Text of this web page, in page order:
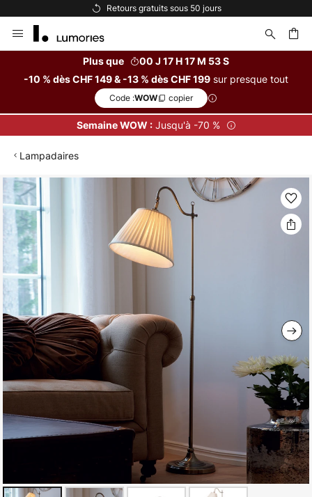
Retours gratuits sous 50 jours
Allez
au
Plus que
00 J 17 H 17 M 52 S
-10 % dès CHF 149 & -13 % dès CHF 199 sur presque tout
Code :WOW copier
Semaine WOW :Jusqu'à -70 %
Lampadaires
Skip
to
the
end
the
images
gallery